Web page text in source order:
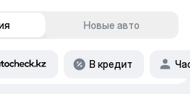
Новые авто
В кредит